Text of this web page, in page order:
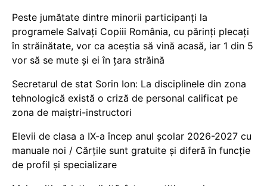
Peste jumătate dintre minorii participanți la
programele Salvați Copiii România, cu părinți plecați
în străinătate, vor ca aceștia să vină acasă, iar 1 din 5
vor să se mute și ei în țara străină
Secretarul de stat Sorin Ion: La disciplinele din zona
tehnologică există o criză de personal calificat pe
zona de maiștri-instructori
Elevii de clasa a IX-a încep anul școlar 2026-2027 cu
manuale noi / Cărțile sunt gratuite și diferă în funcție
de profil și specializare